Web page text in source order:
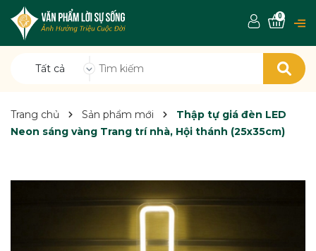
Tất cả
0
Trang chủ Sản phẩm mới
Thập tự giá đèn LED
Neon sáng vàng Trang trí nhà, Hội thánh (25x35cm)